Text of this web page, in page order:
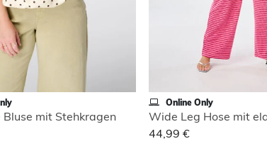
Bluse mit Stehkragen
Online Only
44,99 €